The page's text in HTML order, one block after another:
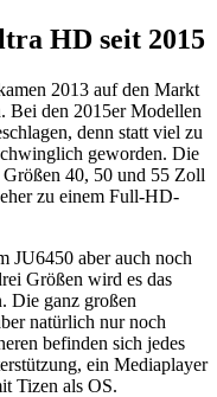
HD seit 2015
2013 auf den Markt
Bei den 2015er Modellen
denn statt viel zu
geworden. Die
40, 50 und 55 Zoll
zu einem Full-HD-
JU6450 aber auch noch
Größen wird es das
Die ganz großen
natürlich nur noch
befinden sich jedes
ein Mediaplayer
Tizen als OS.